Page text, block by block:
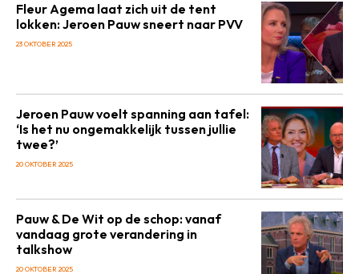
Fleur Agema laat zich uit de tent
lokken: Jeroen Pauw sneert naar PVV
23 OKTOBER 2025
Jeroen Pauw voelt spanning aan tafel:
‘Is het nu ongemakkelijk tussen jullie
twee?’
20 OKTOBER 2025
Pauw & De Wit op de schop: vanaf
vandaag grote verandering in
talkshow
20 OKTOBER 2025